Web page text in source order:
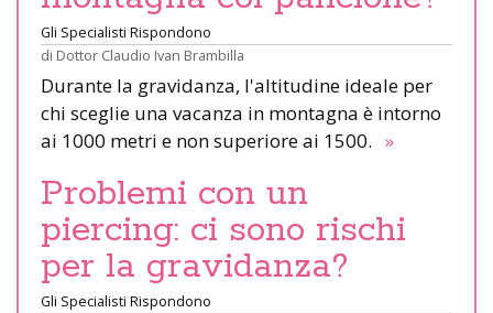
Gli Specialisti Rispondono
di Dottor Claudio Ivan Brambilla
Durante la gravidanza, l'altitudine ideale per
chi sceglie una vacanza in montagna è intorno
ai 1000 metri e non superiore ai 1500. »
Problemi con un
piercing: ci sono rischi
per la gravidanza?
Gli Specialisti Rispondono